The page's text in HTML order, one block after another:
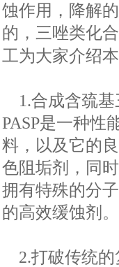
蚀作用，降解
的，三唑类化
工为大家介绍
1.合成含巯基
PASP是一种性
料，以及它的
色阻垢剂，同
拥有特殊的分
的高效缓蚀剂
2.打破传统的